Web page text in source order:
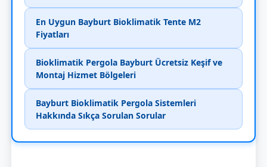
En Uygun Bayburt Bioklimatik Tente M2
Fiyatları
Bioklimatik Pergola Bayburt Ücretsiz Keşif ve
Montaj Hizmet Bölgeleri
Bayburt Bioklimatik Pergola Sistemleri
Hakkında Sıkça Sorulan Sorular